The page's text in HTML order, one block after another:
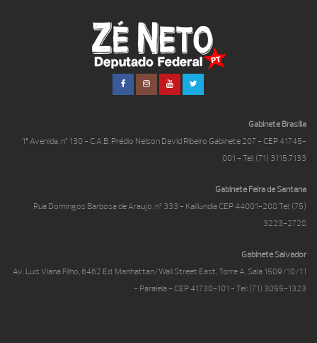
Gabinete Brasília
1ª Avenida, nº 130 - C.A.B. Prédio Nelson David Ribeiro Gabinete 207 - CEP 41745-
001 - Tel: (71) 3115.7133
Gabinete Feira de Santana
Rua Domingos Barbosa de Araujo, nº 333 - Kalilândia CEP 44001-208 Tel: (75)
3223-2728
Gabinete Salvador
Av. Luís Viana Filho, 6462 Ed. Manhattan/Wall Street East, Torre A, Sala 1509/10/11
- Paralela - CEP 41730-101 - Tel: (71) 3055-1323